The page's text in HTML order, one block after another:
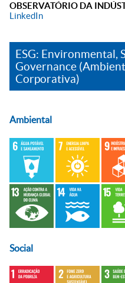
OBSERVATÓRIO DA
LinkedIn
ESG: Environmental,
Governance
Corporativa)
Ambiental
Social